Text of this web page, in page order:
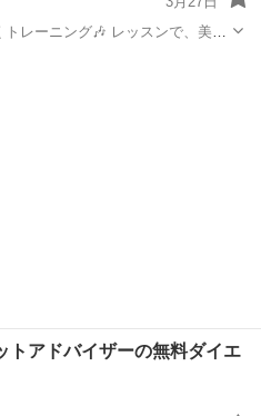
レーニング🎶 レッスンで、美し
トアドバイザーの無料ダイエ